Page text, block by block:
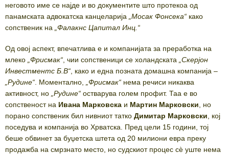
неговото име се најде и во документите што протекоа од
панамската адвокатска канцеларија
„Мосак Фонсека“ како
сопственик на
Фалакнс Цапитал Инц.“
Од овој аспект, впечатлива е и компанијата за преработка на
млеко „Фрисмак“ , чии сопственици се холандската
„Скерјон
Инвестментс Б.В“ , како и една позната домашна компанија –
„Рудине“ . Моментално, „Фрисмак“ нема речиси никаква
активност, но „Рудине“ остварува голем профит. Таа е во
сопственост на Ивана Марковска и Мартин Марковски , но
порано сопственик бил нивниот татко Димитар Марковски , кој
поседува и компанија во Хрватска. Пред цели 15 години, тој
беше обвинет за буџетска штета од 20 милиони евра преку
продажба на смрзнато место, но судскиот процес сѐ уште нема